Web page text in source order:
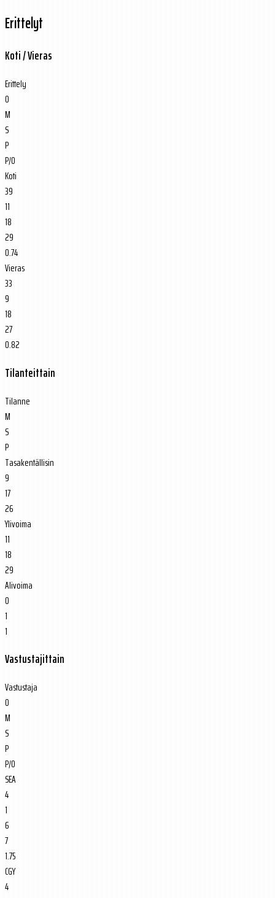
Erittelyt
Koti / Vieras
Erittely
O
M
S
P
P/O
Koti
39
11
18
29
0.74
Vieras
33
9
18
27
0.82
Tilanteittain
Tilanne
M
S
P
Tasakentällisin
9
17
26
Ylivoima
11
18
29
Alivoima
0
1
1
Vastustajittain
Vastustaja
O
M
S
P
P/O
SEA
4
1
6
7
1.75
CGY
4